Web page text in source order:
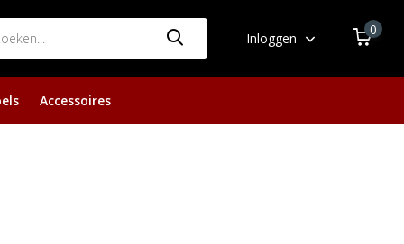
Inloggen
0
Accessoires